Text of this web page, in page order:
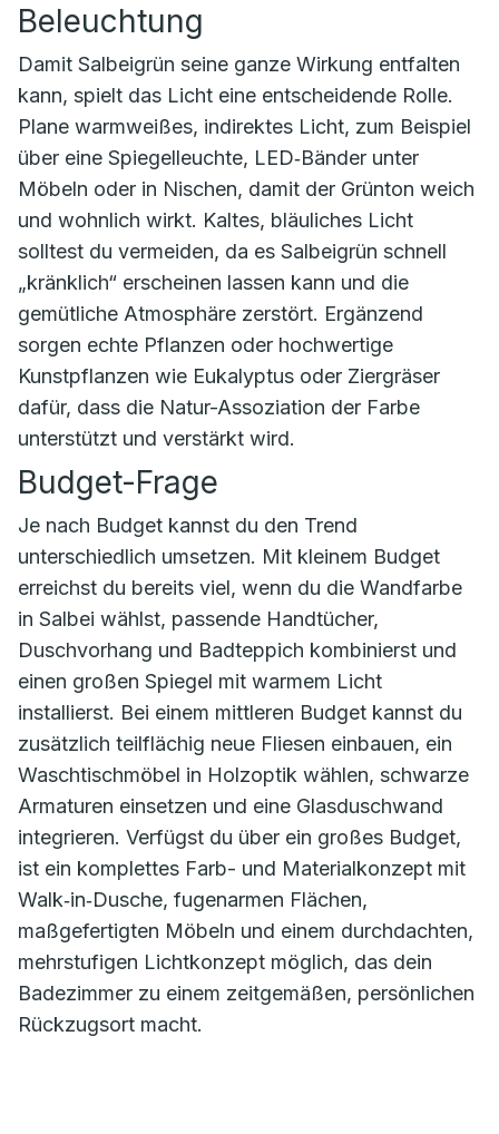
Beleuchtung
Damit Salbeigrün seine ganze Wirkung entfalten
kann, spielt das Licht eine entscheidende Rolle.
Plane warmweißes, indirektes Licht, zum Beispiel
über eine Spiegelleuchte, LED‑Bänder unter
Möbeln oder in Nischen, damit der Grünton weich
und wohnlich wirkt. Kaltes, bläuliches Licht
solltest du vermeiden, da es Salbeigrün schnell
„kränklich“ erscheinen lassen kann und die
gemütliche Atmosphäre zerstört. Ergänzend
sorgen echte Pflanzen oder hochwertige
Kunstpflanzen wie Eukalyptus oder Ziergräser
dafür, dass die Natur-Assoziation der Farbe
unterstützt und verstärkt wird.
Budget-Frage
Je nach Budget kannst du den Trend
unterschiedlich umsetzen. Mit kleinem Budget
erreichst du bereits viel, wenn du die Wandfarbe
in Salbei wählst, passende Handtücher,
Duschvorhang und Badteppich kombinierst und
einen großen Spiegel mit warmem Licht
installierst. Bei einem mittleren Budget kannst du
zusätzlich teilflächig neue Fliesen einbauen, ein
Waschtischmöbel in Holzoptik wählen, schwarze
Armaturen einsetzen und eine Glasduschwand
integrieren. Verfügst du über ein großes Budget,
ist ein komplettes Farb- und Materialkonzept mit
Walk‑in‑Dusche, fugenarmen Flächen,
maßgefertigten Möbeln und einem durchdachten,
mehrstufigen Lichtkonzept möglich, das dein
Badezimmer zu einem zeitgemäßen, persönlichen
Rückzugsort macht.